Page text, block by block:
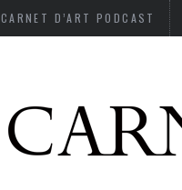
CARNET D’ART PODCAST